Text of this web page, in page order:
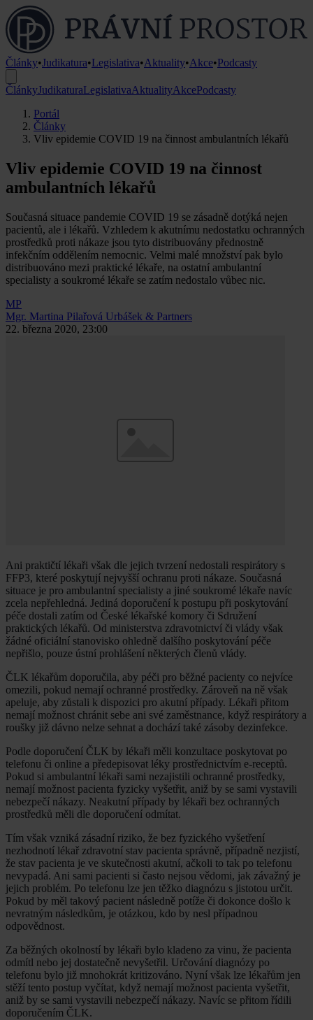
Články•Judikatura•Legislativa•Aktuality•Akce•Podcasty
ČlánkyJudikaturaLegislativaAktualityAkcePodcasty
Portál
Články
Vliv epidemie COVID 19 na činnost ambulantních lékařů
Vliv epidemie COVID 19 na činnost
ambulantních lékařů
Současná situace pandemie COVID 19 se zásadně dotýká nejen
pacientů, ale i lékařů. Vzhledem k akutnímu nedostatku ochranných
prostředků proti nákaze jsou tyto distribuovány přednostně
infekčním oddělením nemocnic. Velmi malé množství pak bylo
distribuováno mezi praktické lékaře, na ostatní ambulantní
specialisty a soukromé lékaře se zatím nedostalo vůbec nic.
MP
Mgr. Martina Pilařová Urbášek & Partners
22. března 2020, 23:00
Ani praktičtí lékaři však dle jejich tvrzení nedostali respirátory s
FFP3, které poskytují nejvyšší ochranu proti nákaze. Současná
situace je pro ambulantní specialisty a jiné soukromé lékaře navíc
zcela nepřehledná. Jediná doporučení k postupu při poskytování
péče dostali zatím od České lékařské komory či Sdružení
praktických lékařů. Od ministerstva zdravotnictví či vlády však
žádné oficiální stanovisko ohledně dalšího poskytování péče
nepřišlo, pouze ústní prohlášení některých členů vlády.
ČLK lékařům doporučila, aby péči pro běžné pacienty co nejvíce
omezili, pokud nemají ochranné prostředky. Zároveň na ně však
apeluje, aby zůstali k dispozici pro akutní případy. Lékaři přitom
nemají možnost chránit sebe ani své zaměstnance, když respirátory a
roušky již dávno nelze sehnat a dochází také zásoby dezinfekce.
Podle doporučení ČLK by lékaři měli konzultace poskytovat po
telefonu či online a předepisovat léky prostřednictvím e-receptů.
Pokud si ambulantní lékaři sami nezajistili ochranné prostředky,
nemají možnost pacienta fyzicky vyšetřit, aniž by se sami vystavili
nebezpečí nákazy. Neakutní případy by lékaři bez ochranných
prostředků měli dle doporučení odmítat.
Tím však vzniká zásadní riziko, že bez fyzického vyšetření
nezhodnotí lékař zdravotní stav pacienta správně, případně nezjistí,
že stav pacienta je ve skutečnosti akutní, ačkoli to tak po telefonu
nevypadá. Ani sami pacienti si často nejsou vědomi, jak závažný je
jejich problém. Po telefonu lze jen těžko diagnózu s jistotou určit.
Pokud by měl takový pacient následně potíže či dokonce došlo k
nevratným následkům, je otázkou, kdo by nesl případnou
odpovědnost.
Za běžných okolností by lékaři bylo kladeno za vinu, že pacienta
odmítl nebo jej dostatečně nevyšetřil. Určování diagnózy po
telefonu bylo již mnohokrát kritizováno. Nyní však lze lékařům jen
stěží tento postup vyčítat, když nemají možnost pacienta vyšetřit,
aniž by se sami vystavili nebezpečí nákazy. Navíc se přitom řídili
doporučením ČLK.